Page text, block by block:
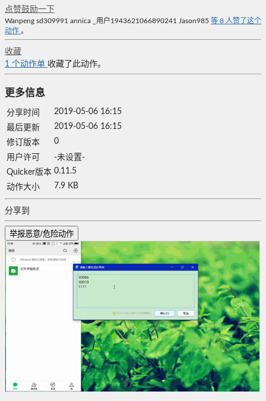
点赞鼓励一下
Wanpeng sd309991 annica _用户1943621066890241 Jason985 等 8 人赞了这个
动作 。
收藏
1 个动作单 收藏了此动作。
更多信息
分享时间
2019-05-06 16:15
最后更新
2019-05-06 16:15
修订版本
0
用户许可
-未设置-
Quicker版本 0.11.5
动作大小
7.9 KB
分享到
举报恶意/危险动作